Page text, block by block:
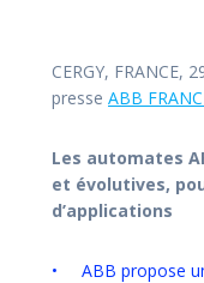
CERGY, FRANCE,
presse ABB
Les automates
et évolutives,
d’applications
• ABB propose